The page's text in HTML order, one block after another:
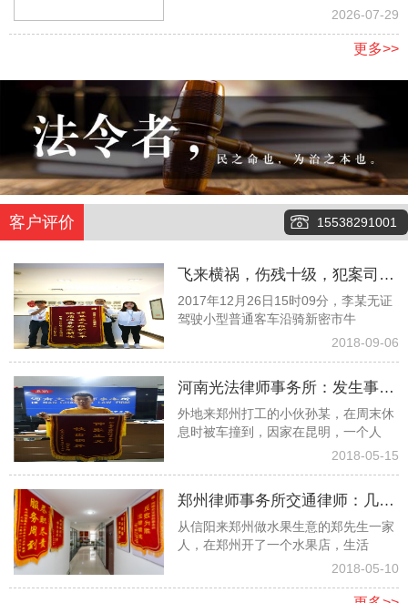
2026-07-29
更多>>
客户评价 15538291001
飞来横祸，伤残十级，犯案司机
又险逃逸，看看律师团队如何齐
心协力争取１６万元赔偿款
2017年12月26日15时09分，李某无证
驾驶小型普通客车沿骑新密市牛
2018-09-06
河南光法律师事务所：发生事故
孤苦无依委托白爱敏律师终获赔
外地来郑州打工的小伙孙某，在周末休
息时被车撞到，因家在昆明，一个人
2018-05-15
郑州律师事务所交通律师：几经
波折幸遇光法律师终获高额赔偿
从信阳来郑州做水果生意的郑先生一家
人，在郑州开了一个水果店，生活
2018-05-10